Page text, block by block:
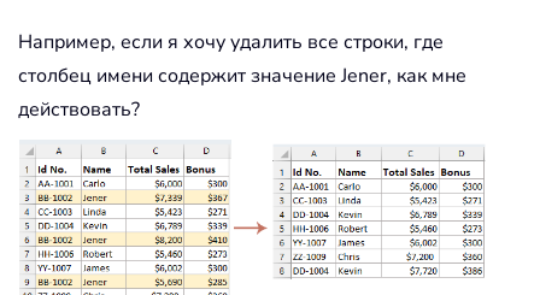
Например, если я хочу удалить все строки, где
столбец имени содержит значение Jener, как мне
действовать?